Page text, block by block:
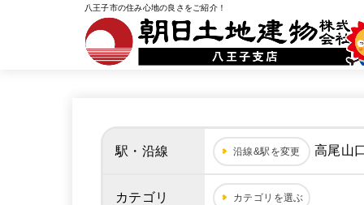
八王子市の住み心地の良さをご紹介！
駅・沿線 沿線&駅を変更 高尾山
カテゴリ カテゴリを選ぶ